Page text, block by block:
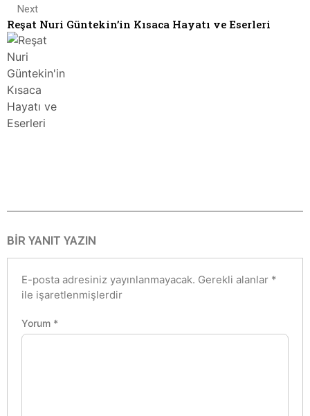
Next
Reşat Nuri Güntekin’in Kısaca Hayatı ve Eserleri
BIR YANIT YAZIN
E-posta adresiniz yayınlanmayacak. Gerekli alanlar *
ile işaretlenmişlerdir
Yorum *